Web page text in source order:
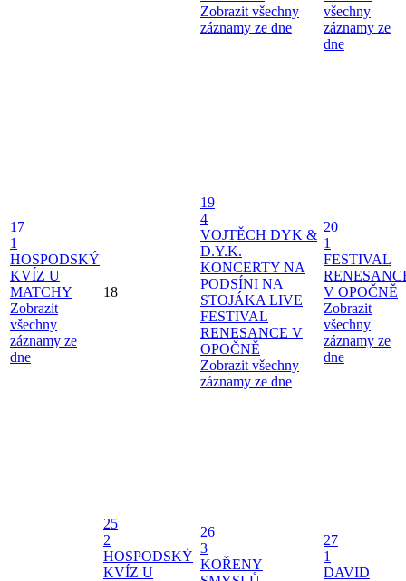
Zobrazit všechny
záznamy ze dne
všechny
záznamy ze
dne
17
1
HOSPODSKÝ
KVÍZ U
MATCHY
Zobrazit
všechny
záznamy ze
dne
18
19
4
VOJTĚCH DYK &
D.Y.K.
KONCERTY NA
PODSÍNI NA
STOJÁKA LIVE
FESTIVAL
RENESANCE V
OPOČNĚ
Zobrazit všechny
záznamy ze dne
20
1
FESTIVAL
V OPOČNĚ
Zobrazit
všechny
záznamy ze
dne
25
2
HOSPODSKÝ
KVÍZ U
26
3
KOŘENY
27
1
DAVID